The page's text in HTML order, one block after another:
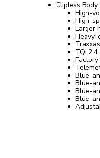
Clipless Body
High-
High-
Larger
Heavy-
TQi
Blue-
Blue-
Blue-
Blue-